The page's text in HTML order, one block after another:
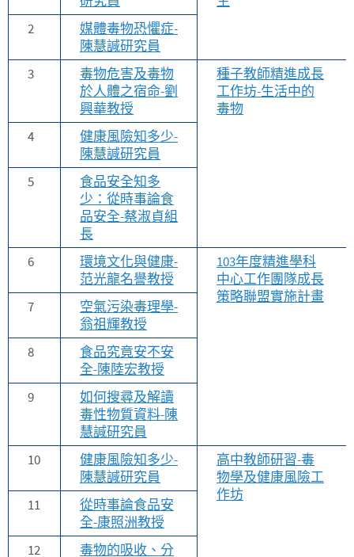
2
媒體毒物恐懼症-
陳慧諴研究員
3
毒物危害及毒物
於人體之宿命-劉
興華教授
種子教師精進成長
工作坊-生活中的
毒物
4
健康風險知多少-
陳慧諴研究員
5
食品安全知多
少：從時事論食
品安全-蔡淑貞組
長
6
環境文化與健康-
范光龍名譽教授
103年度精進學科
中心工作團隊成長
策略聯盟實施計畫
7
空氣污染毒理學-
翁祖輝教授
8
食品究竟安不安
全-陳陸宏教授
9
如何搜尋及解讀
毒性物質資料-陳
慧諴研究員
10
健康風險知多少-
陳慧諴研究員
高中教師研習-毒
物學及健康風險工
作坊
11
從時事論食品安
全-康照洲教授
12
毒物的吸收、分